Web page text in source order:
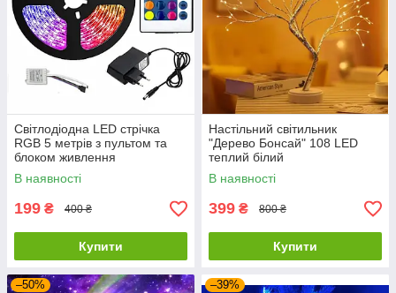
Світлодіодна LED стрічка
RGB 5 метрів з пультом та
блоком живлення
В наявності
199 ₴ 400 ₴
Купити
Настільний світильник
"Дерево Бонсай" 108 LED
теплий білий
В наявності
399 ₴ 800 ₴
Купити
–50% –39%